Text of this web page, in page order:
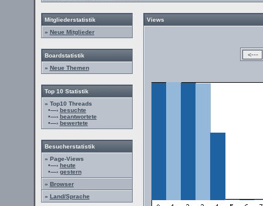
Mitgliederstatistik
» Neue Mitglieder
Boardstatistik
» Neue Themen
Top 10 Statistik
» Top10 Threads
•—› besuchte
•—› beantwortete
•—› bewertete
Besucherstatistik
» Page-Views
•—› heute
•—› gestern
» Browser
» Land/Sprache
Views